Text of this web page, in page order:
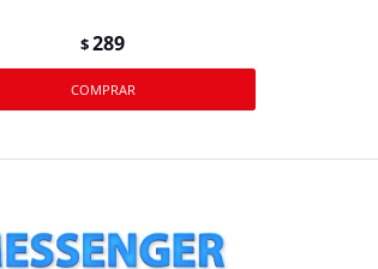
$289